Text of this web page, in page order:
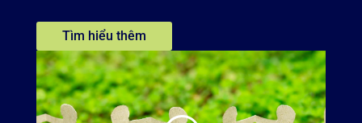
Tìm hiểu thêm